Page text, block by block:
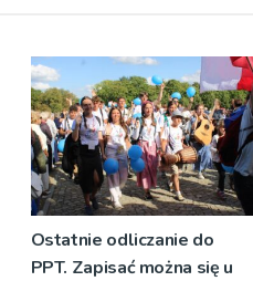
Ostatnie odliczanie do
PPT. Zapisać można się u